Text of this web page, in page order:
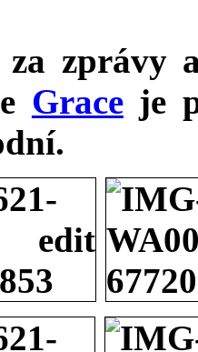
za zprávy
Graceje